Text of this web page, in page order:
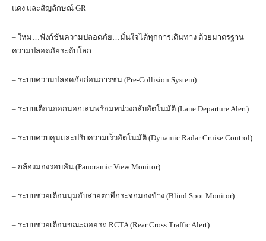
แดง และสัญลักษณ์ GR
– ใหม่…ฟังก์ชันความปลอดภัย…มั่นใจได้ทุกการเดินทาง ด้วยมาตรฐาน
ความปลอดภัยระดับโลก
– ระบบความปลอดภัยก่อนการชน (Pre-Collision System)
– ระบบเตือนออกนอกเลนพร้อมหน่วงกลับอัตโนมัติ (Lane Departure Alert)
– ระบบควบคุมและปรับความเร็วอัตโนมัติ (Dynamic Radar Cruise Control)
– กล้องมองรอบคัน (Panoramic View Monitor)
– ระบบช่วยเตือนมุมอับสายตาที่กระจกมองข้าง (Blind Spot Monitor)
– ระบบช่วยเตือนขณะถอยรถ RCTA (Rear Cross Traffic Alert)